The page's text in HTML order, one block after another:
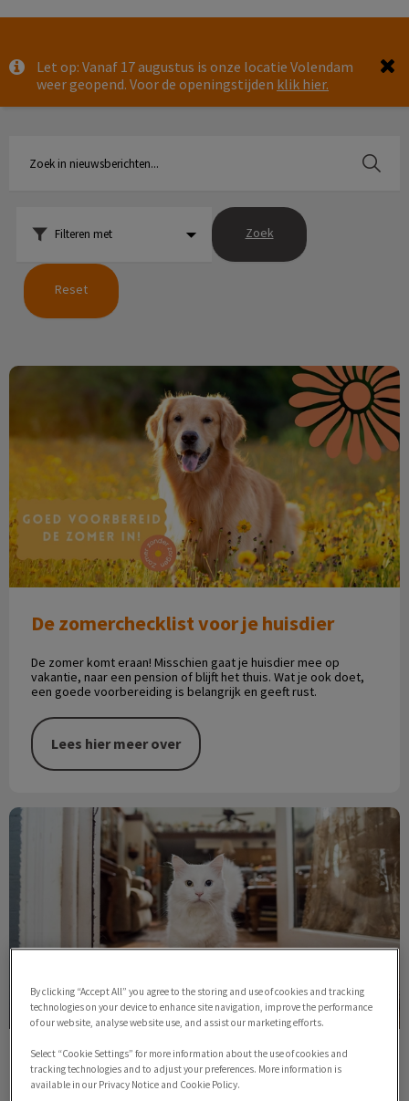
Zoek
Zoek
Let op: Vanaf 17 augustus is onze locatie Volendam
weer geopend. Voor de openingstijden klik hier.
Filteren met Zoek
Reset
De zomerchecklist voor je huisdier
De zomerchecklist voor je huisdier
De zomer komt eraan! Misschien gaat je huisdier mee op
vakantie, naar een pension of blijft het thuis. Wat je ook doet,
een goede voorbereiding is belangrijk en geeft rust.
Lees hier meer over
Verzekering
Verzekering
By clicking “Accept All” you agree to the storing and use of cookies and tracking
technologies on your device to enhance site navigation, improve the performance
of our website, analyse website use, and assist our marketing efforts.
Select “Cookie Settings” for more information about the use of cookies and
tracking technologies and to adjust your preferences. More information is
available in our Privacy Notice and Cookie Policy.